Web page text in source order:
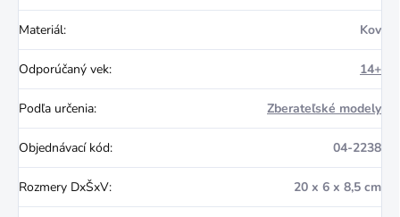
Materiál: Kov
Odporúčaný vek: 14+
Podľa určenia: Zberateľské modely
Objednávací kód: 04-2238
Rozmery DxŠxV: 20 x 6 x 8,5 cm